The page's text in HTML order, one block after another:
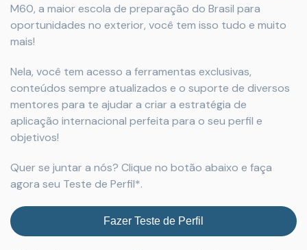
M60, a maior escola de preparação do Brasil para
oportunidades no exterior, você tem isso tudo e muito
mais!
Nela, você tem acesso a ferramentas exclusivas,
conteúdos sempre atualizados e o suporte de diversos
mentores para te ajudar a criar a estratégia de
aplicação internacional perfeita para o seu perfil e
objetivos!
Quer se juntar a nós? Clique no botão abaixo e faça
agora seu Teste de Perfil*.
Fazer Teste de Perfil